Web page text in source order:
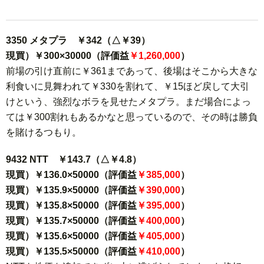
3350 メタプラ ￥342（△￥39）
現買）￥300×30000（評価益￥1,260,000）
前場の引け直前に￥361まであって、後場はそこから大きな
利食いに見舞われて￥330を割れて、￥15ほど戻して大引
けという、強烈なボラを見せたメタプラ。まだ場合によっ
ては￥300割れもあるかなと思っているので、その時は勝負
を賭けるつもり。
9432 NTT ￥143.7（△￥4.8）
現買）￥136.0×50000（評価益￥385,000）
現買）￥135.9×50000（評価益￥390,000）
現買）￥135.8×50000（評価益￥395,000）
現買）￥135.7×50000（評価益￥400,000）
現買）￥135.6×50000（評価益￥405,000）
現買）￥135.5×50000（評価益￥410,000）